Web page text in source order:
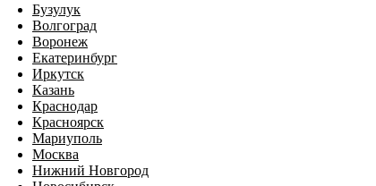
Бузулук
Волгоград
Воронеж
Екатеринбург
Иркутск
Казань
Краснодар
Красноярск
Мариуполь
Москва
Нижний Новгород